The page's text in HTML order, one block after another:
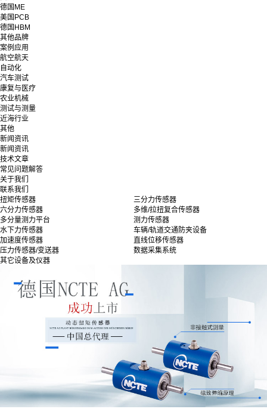
德国ME
美国PCB
德国HBM
其他品牌
案例应用
航空航天
自动化
汽车测试
康复与医疗
农业机械
测试与测量
近海行业
其他
新闻资讯
新闻资讯
技术文章
常见问题解答
关于我们
联系我们
扭矩传感器
三分力传感器
六分力传感器
多维/拉扭复合传感器
多分量测力平台
测力传感器
水下力传感器
车辆/轨道交通防夹设备
加速度传感器
直线位移传感器
压力传感器/变送器
数据采集系统
其它设备及仪器